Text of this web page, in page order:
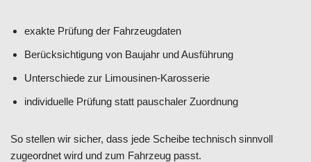
exakte Prüfung der Fahrzeugdaten
Berücksichtigung von Baujahr und Ausführung
Unterschiede zur Limousinen-Karosserie
individuelle Prüfung statt pauschaler Zuordnung
So stellen wir sicher, dass jede Scheibe technisch sinnvoll
zugeordnet wird und zum Fahrzeug passt.